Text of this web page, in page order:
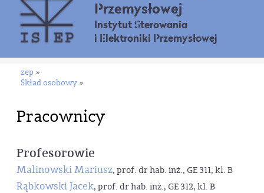
Przemysłowej
Instytut Sterowania
i Elektroniki Przemysłowej
zep »
Skład osobowy »
Pracownicy
Profesorowie
Malinowski Mariusz, prof. dr hab. inż., GE 311, kl. B
Rąbkowski Jacek, prof. dr hab. inż., GE 312, kl. B